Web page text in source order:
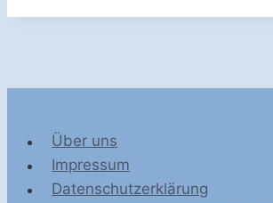
Über uns
Impressum
Datenschutzerklärung